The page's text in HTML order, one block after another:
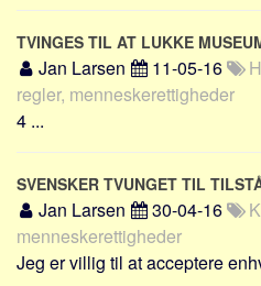
TVINGES TIL AT LUKKE
Jan Larsen 11-05-16
regler, menneskerettigheder
4 ...
SVENSKER TVUNGET TIL
Jan Larsen 30-04-16
menneskerettigheder
Jeg er villig til at acceptere